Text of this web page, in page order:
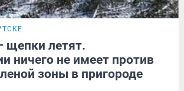
щепки летят.
ничего не имеет против
зоны в пригороде